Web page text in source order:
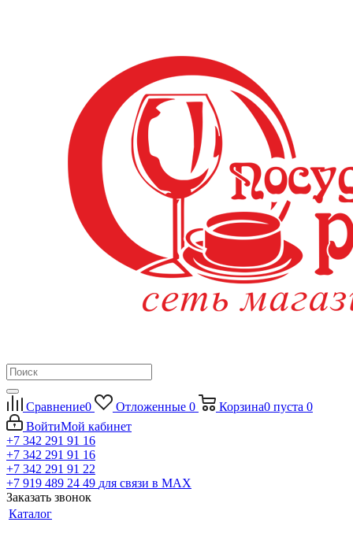
Сравнение0 Отложенные 0 Корзина0 пуста 0
ВойтиМой кабинет
+7 342 291 91 16
+7 342 291 91 16
+7 342 291 91 22
+7 919 489 24 49 для связи в МАХ
Заказать звонок
Каталог